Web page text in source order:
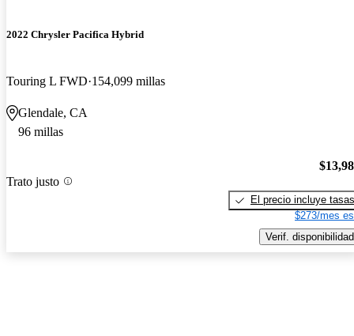
2022 Chrysler Pacifica Hybrid
Touring L FWD 154,099 millas
Glendale, CA
96 millas
Trato justo
El precio incluye tasas
$273/mes
Verif. disponibilidad